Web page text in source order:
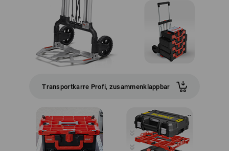
Transportkarre Profi, zusammenklappbar